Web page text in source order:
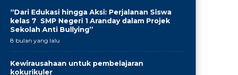
“Dari Edukasi hingga Aksi: Perjalanan Siswa
kelas 7 SMP Negeri 1 Aranday dalam Projek
Sekolah Anti Bullying”
8 bulan yang lalu
Kewirausahaan untuk pembelajaran
kokurikuler